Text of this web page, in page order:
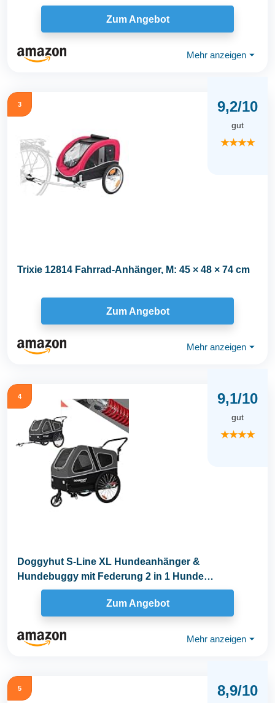
240 Liter...
Zum Angebot
Mehr anzeigen ⏷
3 9,2/10
gut
★★★★
Trixie 12814 Fahrrad-Anhänger, M: 45 × 48 × 74 cm
Zum Angebot
Mehr anzeigen ⏷
4 9,1/10
gut
★★★★
Doggyhut S-Line XL Hundeanhänger &
Hundebuggy mit Federung 2 in 1 Hunde
Fahrradanhänger Jogger...
Zum Angebot
Mehr anzeigen ⏷
5 8,9/10